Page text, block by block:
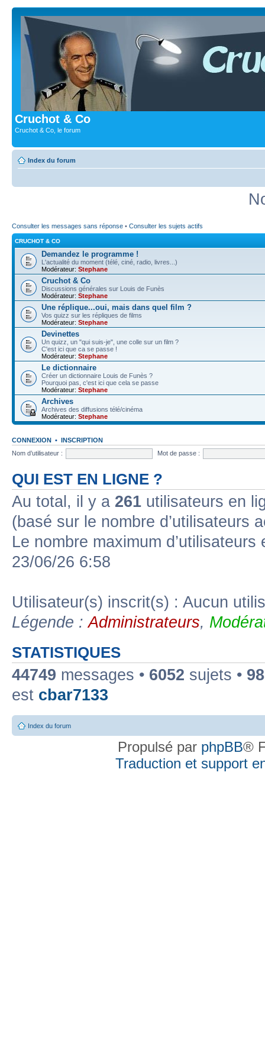
Cruchot & Co
Cruchot & Co, le forum
Index du forum
Consulter les messages sans réponse • Consulter les sujets actifs
CRUCHOT & CO
Demandez le programme !
L'actualité du moment (télé, ciné, radio, livres...)
Modérateur: Stephane
Cruchot & Co
Discussions générales sur Louis de Funès
Modérateur: Stephane
Une réplique...oui, mais dans quel film ?
Vos quizz sur les répliques de films
Modérateur: Stephane
Devinettes
Un quizz, un "qui suis-je", une colle sur un film ?
C'est ici que ca se passe !
Modérateur: Stephane
Le dictionnaire
Créer un dictionnaire Louis de Funès ?
Pourquoi pas, c'est ici que cela se passe
Modérateur: Stephane
Archives
Archives des diffusions télé/cinéma
Modérateur: Stephane
CONNEXION • INSCRIPTION
Nom d’utilisateur :
Mot de passe :
QUI EST EN LIGNE ?
Au total, il y a 261 utilisateurs en
(basé sur le nombre d’utilisateurs
Le nombre maximum
23/06/26 6:58
Utilisateur(s) inscrit(s) : Aucun
Légende :Administrateurs,
STATISTIQUES
44749 messages • 6052 sujets •
est cbar7133
Index du forum
Propulsé par phpBB®
Traduction et support